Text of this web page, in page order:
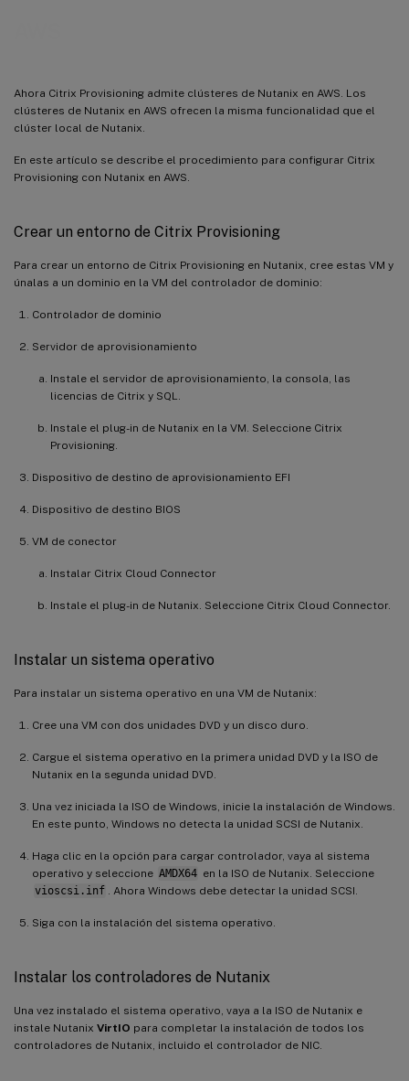
Ahora Citrix Provisioning admite clústeres de Nutanix en AWS. Los
clústeres de Nutanix en AWS ofrecen la misma funcionalidad que el
clúster local de Nutanix.
En este artículo se describe el procedimiento para configurar Citrix
Provisioning con Nutanix en AWS.
Crear un entorno de Citrix Provisioning
Para crear un entorno de Citrix Provisioning en Nutanix, cree estas VM y
únalas a un dominio en la VM del controlador de dominio:
Controlador de dominio
Servidor de aprovisionamiento
Instale el servidor de aprovisionamiento, la consola, las
licencias de Citrix y SQL.
Instale el plug-in de Nutanix en la VM. Seleccione Citrix
Provisioning.
Dispositivo de destino de aprovisionamiento EFI
Dispositivo de destino BIOS
VM de conector
Instalar Citrix Cloud Connector
Instale el plug-in de Nutanix. Seleccione Citrix Cloud Connector.
Instalar un sistema operativo
Para instalar un sistema operativo en una VM de Nutanix:
Cree una VM con dos unidades DVD y un disco duro.
Cargue el sistema operativo en la primera unidad DVD y la ISO de
Nutanix en la segunda unidad DVD.
Una vez iniciada la ISO de Windows, inicie la instalación de Windows.
En este punto, Windows no detecta la unidad SCSI de Nutanix.
Haga clic en la opción para cargar controlador, vaya al sistema
operativo y seleccione AMDX64 en la ISO de Nutanix. Seleccione
vioscsi.inf
. Ahora Windows debe detectar la unidad SCSI.
Siga con la instalación del sistema operativo.
Instalar los controladores de Nutanix
Una vez instalado el sistema operativo, vaya a la ISO de Nutanix e
instale Nutanix VirtIO para completar la instalación de todos los
controladores de Nutanix, incluido el controlador de NIC.